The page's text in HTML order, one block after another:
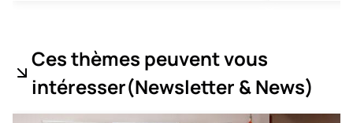
Ces thèmes peuvent vous
intéresser(Newsletter & News)